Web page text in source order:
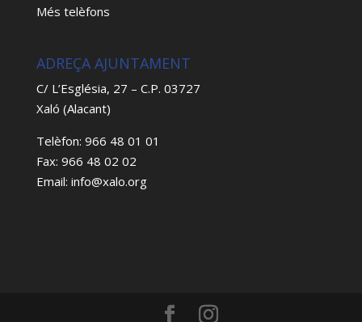
Més telèfons
ADREÇA AJUNTAMENT
C/ L’Església, 27 – C.P. 03727
Xaló (Alacant)
Telèfon: 966 48 01 01
Fax: 966 48 02 02
Email: info@xalo.org